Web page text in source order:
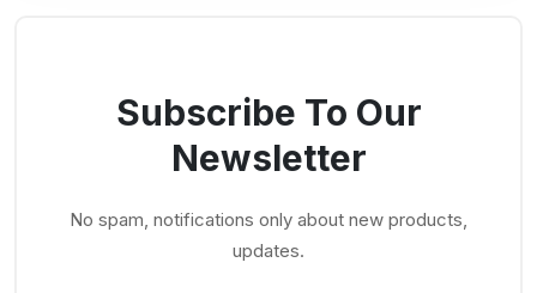
Subscribe To Our
Newsletter
No spam, notifications only about new products,
updates.